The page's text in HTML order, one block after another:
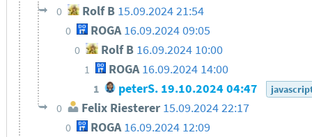
0 Rolf B 15.09.2024 21:54
0 ROGA 16.09.2024 09:05
0 Rolf B 16.09.2024 10:00
1 ROGA 16.09.2024 14:00
1 peterS. 19.10.2024 04:47
0 Felix Riesterer 15.09.2024 22:17
0 ROGA 16.09.2024 12:09